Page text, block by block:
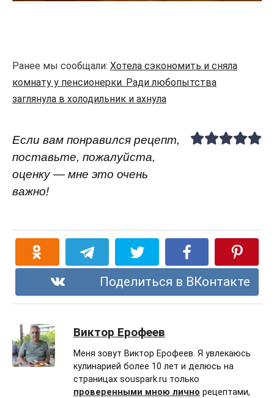
Ранее мы сообщали: Хотела сэкономить и сняла
комнату у пенсионерки. Ради любопытства
заглянула в холодильник и ахнула
Если вам понравился рецепт,
поставьте, пожалуйста,
оценку — мне это очень
важно!
Поделиться в ВКонтакте
Виктор Ерофеев
Меня зовут Виктор Ерофеев. Я увлекаюсь
кулинарией более 10 лет и делюсь на
страницах souspark.ru только
проверенными мною лично рецептами,